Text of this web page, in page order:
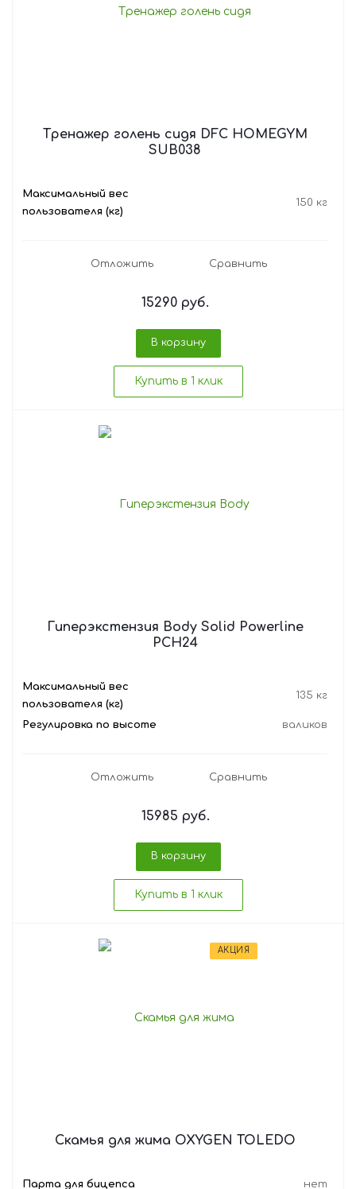
Тренажер голень сидя DFC HOMEGYM
SUB038
Максимальный вес
пользователя (кг)
150 кг
Отложить Сравнить
15290 руб.
В корзину
Купить в 1 клик
Гиперэкстензия Body Solid Powerline
PCH24
Максимальный вес
пользователя (кг)
135 кг
Регулировка по высоте валиков
Отложить Сравнить
15985 руб.
В корзину
Купить в 1 клик
АКЦИЯ
Скамья для жима OXYGEN TOLEDO
Парта для бицепса нет